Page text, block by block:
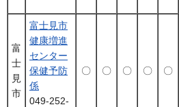
富
士
見
市
富士見市
健康増進
センター
保健予防
係
049-252-
〇 〇 〇 〇 〇